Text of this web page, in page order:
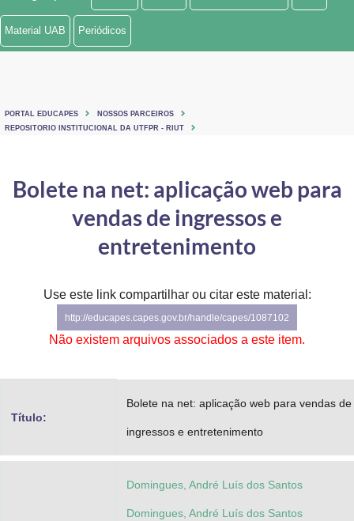
Ministério de Minas e Energia
Ministério do Turismo
Controladoria-Geral da União
Ministério da Mulher, da Família e dos Direitos Humanos
Secretaria de Governo
Gabinete de Segurança Institucional
Material UAB Periódicos
PORTAL EDUCAPES
NOSSOS PARCEIROS
REPOSITORIO INSTITUCIONAL DA UTFPR - RIUT
Bolete na net: aplicação web para
vendas de ingressos e
entretenimento
Use este link compartilhar ou citar este material:
http://educapes.capes.gov.br/handle/capes/1087102
Não existem arquivos associados a este item.
Título:
Bolete na net: aplicação web para vendas de
ingressos e entretenimento
Domingues, André Luís dos Santos
Domingues, André Luís dos Santos